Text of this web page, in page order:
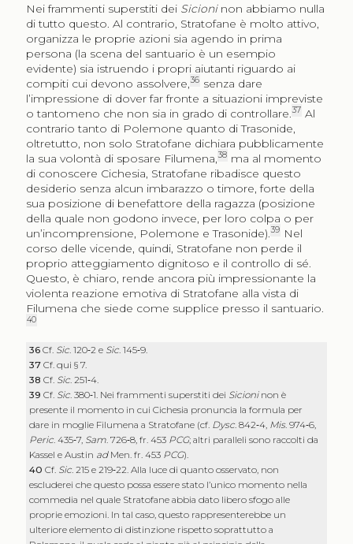
Nei frammenti superstiti dei Sicioninon abbiamo nulla
di tutto questo. Al contrario, Stratofane è molto attivo,
organizza le proprie azioni sia agendo in prima
persona (la scena del santuario è un esempio
evidente) sia istruendo i propri aiutanti riguardo ai
compiti cui devono assolvere,36 senza dare
l’impressione di dover far fronte a situazioni impreviste
o tantomeno che non sia in grado di controllare.37 Al
contrario tanto di Polemone quanto di Trasonide,
oltretutto, non solo Stratofane dichiara pubblicamente
la sua volontà di sposare Filumena,38 ma al momento
di conoscere Cichesia, Stratofane ribadisce questo
desiderio senza alcun imbarazzo o timore, forte della
sua posizione di benefattore della ragazza (posizione
della quale non godono invece, per loro colpa o per
un’incomprensione, Polemone e Trasonide).39 Nel
corso delle vicende, quindi, Stratofane non perde il
proprio atteggiamento dignitoso e il controllo di sé.
Questo, è chiaro, rende ancora più impressionante la
violenta reazione emotiva di Stratofane alla vista di
Filumena che siede come supplice presso il santuario.
40
36Cf. Sic. 120‑2 e Sic. 145‑9.
37Cf. qui § 7.
38Cf. Sic. 251‑4.
39Cf. Sic. 380‑1. Nei frammenti superstiti dei Sicioninon è
presente il momento in cui Cichesia pronuncia la formula per
dare in moglie Filumena a Stratofane (cf. Dysc. 842‑4, Mis. 974‑6,
Peric. 435‑7, Sam . 726‑8, fr. 453 PCG; altri paralleli sono raccolti da
Kassel e Austin adMen. fr. 453 PCG).
40Cf. Sic. 215 e 219‑22. Alla luce di quanto osservato, non
escluderei che questo possa essere stato l’unico momento nella
commedia nel quale Stratofane abbia dato libero sfogo alle
proprie emozioni. In tal caso, questo rappresenterebbe un
ulteriore elemento di distinzione rispetto soprattutto a